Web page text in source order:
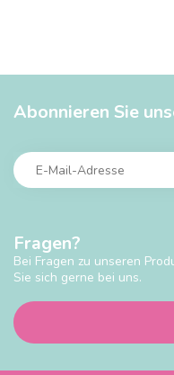
Fragen?
Bei Fragen zu unseren
Sie sich gerne bei uns.
Abonnieren Sie